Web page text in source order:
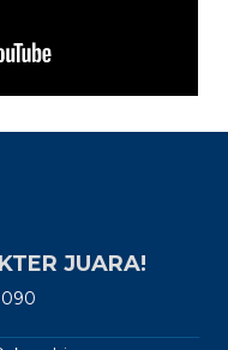
JUARA!